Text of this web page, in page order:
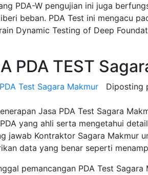
PDA-W pengujian ini juga
beban. PDA Test ini mengacu
Dynamic Testing of Deep
PDA TEST
Test Sagara Makmur Diposting
Jasa PDA Test Sagara
yang ahli serta mengetahui
jawab Kontraktor Sagara Makmur
data yang benar seperti
pemancangan PDA Test Sagara